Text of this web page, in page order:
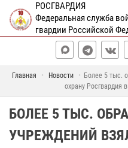
РОСГВАРДИЯ
Федеральная служба
гвардии Российской
Главная Новости
Более 5 тыс.
охрану Росгвардия
БОЛЕЕ 5 ТЫС.
УЧРЕЖДЕНИЙ